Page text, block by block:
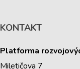
KONTAKT
Platforma
Miletičova 7